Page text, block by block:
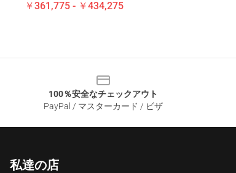
￥361,775 - ￥434,275
100％安全なチェックアウト
PayPal / マスターカード / ビザ
私達の店